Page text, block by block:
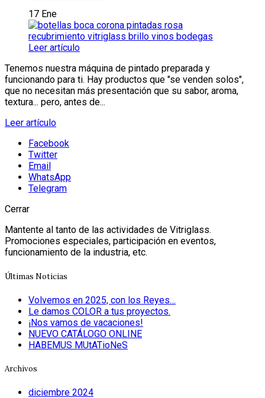
17 Ene
Leer artículo
Tenemos nuestra máquina de pintado preparada y
funcionando para ti. Hay productos que "se venden solos",
que no necesitan más presentación que su sabor, aroma,
textura... pero, antes de...
Leer artículo
Facebook
Twitter
Email
WhatsApp
Telegram
Cerrar
Mantente al tanto de las actividades de Vitriglass.
Promociones especiales, participación en eventos,
funcionamiento de la industria, etc.
Últimas Noticias
Volvemos en 2025, con los Reyes…
Le damos COLOR a tus proyectos.
¡Nos vamos de vacaciones!
NUEVO CATÁLOGO ONLINE
HABEMUS MUtATioNeS
Archivos
diciembre 2024